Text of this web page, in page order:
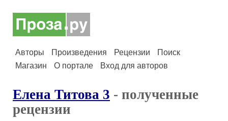
Авторы Произведения Рецензии
Поиск
Магазин
О портале Вход для авторов
Елена Титова 3 - полученные
рецензии